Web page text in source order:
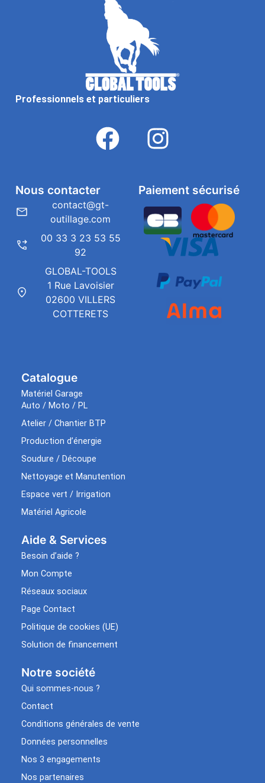
Professionnels et particuliers
Catalogue
Matériel Garage
Auto / Moto / PL
Atelier / Chantier BTP
Production d’énergie
Soudure / Découpe
Nettoyage et Manutention
Espace vert / Irrigation
Matériel Agricole
Aide & Services​
Besoin d’aide ?
Mon Compte
Réseaux sociaux
Page Contact
Politique de cookies (UE)
Solution de financement
Notre société
Qui sommes-nous ?
Contact
Conditions générales de vente
Données personnelles
Nos 3 engagements
Nos partenaires
Paiement sécurisé
Nous contacter
contact@gt-
outillage.com
00 33 3 23 53 55
92
GLOBAL-TOOLS
1 Rue Lavoisier
02600 VILLERS
COTTERETS